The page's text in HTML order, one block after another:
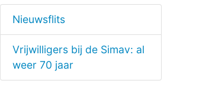
Nieuwsflits
Vrijwilligers bij de Simav: al
weer 70 jaar